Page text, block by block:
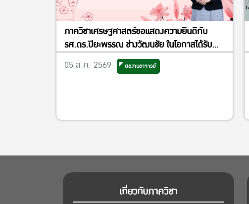
ภาควิชาเศรษฐศาสตร์ขอแสดงความยินดีกับ
รศ.ดร.ปิยะพรรณ ช่างวัฒนชัย ในโอกาสได้รับ
แต่งตั้งเป็นรองผู้อำนวยการศูนย์วิจัย
เศรษฐศาสตร์ประยุกต์ ฝ่ายพัฒนาคุณภาพ
05 ส.ค. 2569 ผลงานอาจารย์
เกี่ยวกับภาควิชา